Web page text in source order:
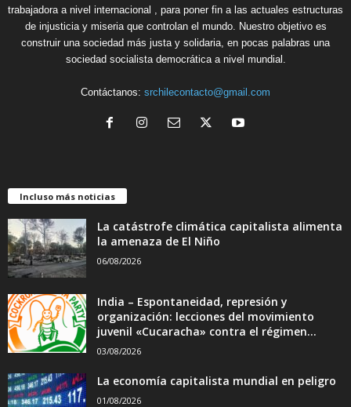
trabajadora a nivel internacional , para poner fin a las actuales estructuras
de injusticia y miseria que controlan el mundo. Nuestro objetivo es
construir una sociedad más justa y solidaria, en pocas palabras una
sociedad socialista democrática a nivel mundial.
Contáctanos: srchilecontacto@gmail.com
Incluso más noticias
La catástrofe climática capitalista alimenta
la amenaza de El Niño
06/08/2026
India – Espontaneidad, represión y
organización: lecciones del movimiento
juvenil «Cucaracha» contra el régimen...
03/08/2026
La economía capitalista mundial en peligro
01/08/2026